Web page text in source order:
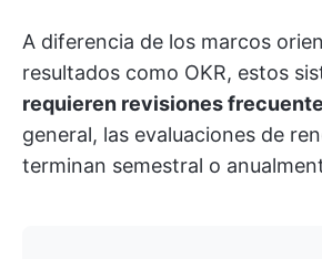
A diferencia de los marcos
resultados como OKR, estos
requieren revisiones
general, las evaluaciones de
terminan semestral o